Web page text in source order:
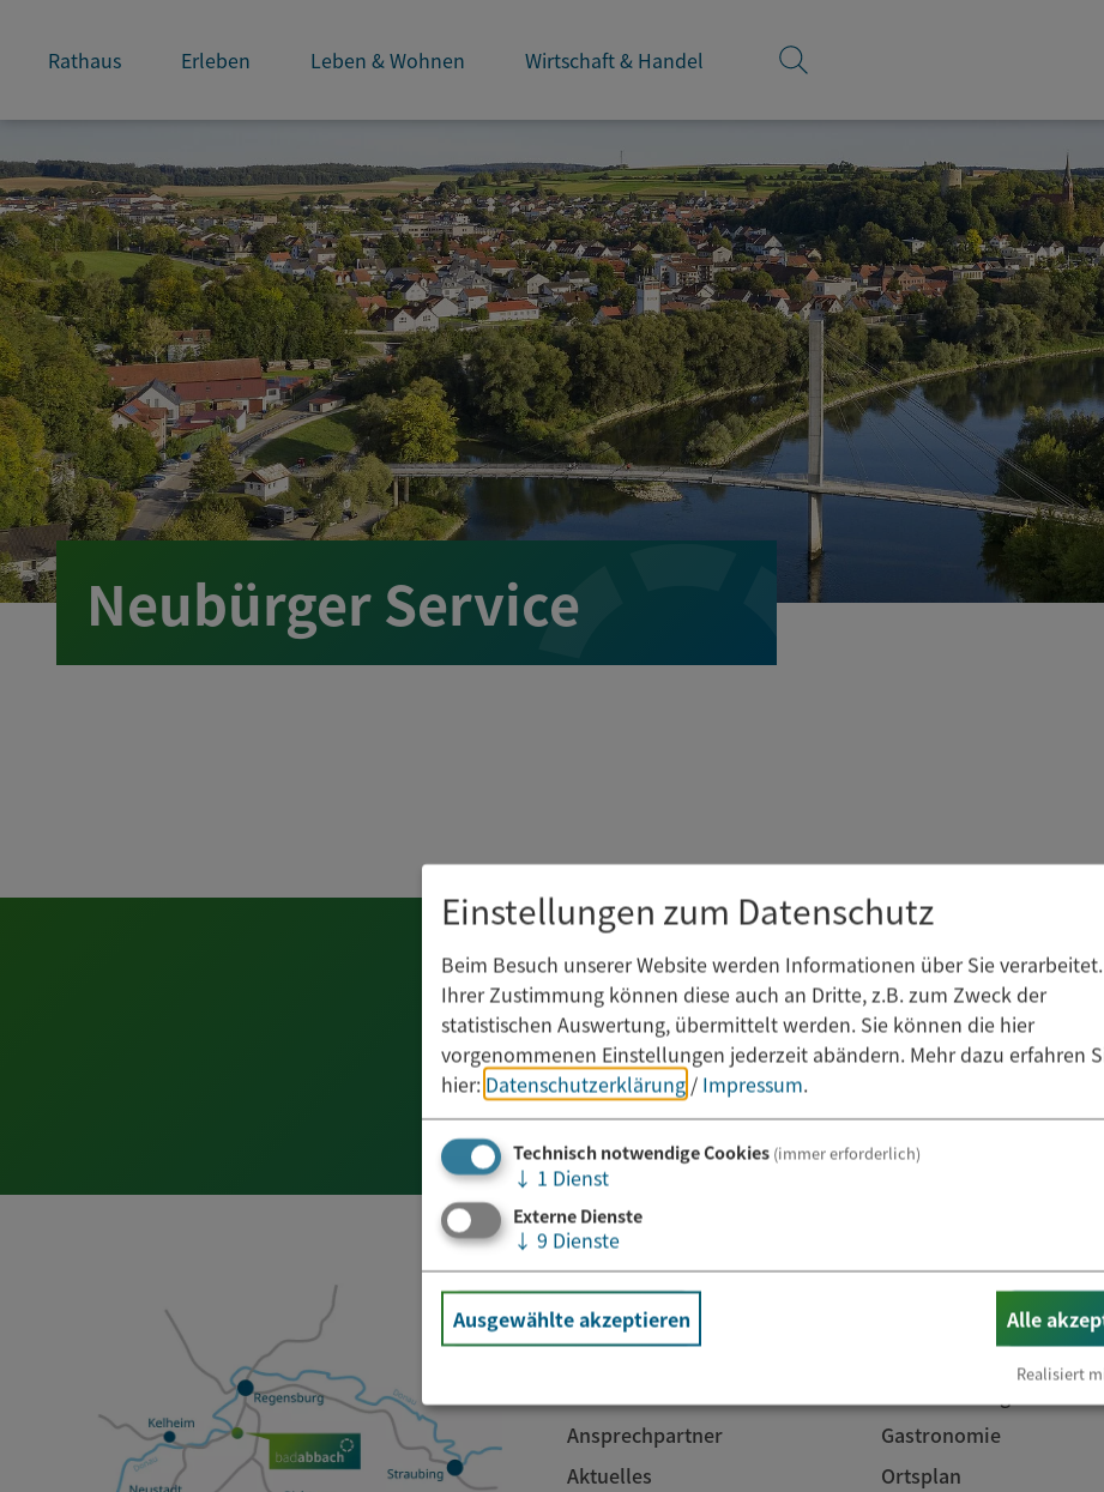
Rathaus Erleben Leben & Wohnen Wirtschaft & Handel
Neubürger Service
Newsletter abonnieren
E-Mail*
Rathaus
Kontakt & Öffnungszeiten
Ansprechpartner
Aktuelles
Kaiser-Therme
Gastronomie
Ortsplan
Einstellungen zum Datenschutz
Beim Besuch unserer Website werden Informationen über Sie
Ihrer Zustimmung können diese auch an Dritte, z.B. zum Zweck der
statistischen Auswertung, übermittelt werden. Sie können die hier
vorgenommenen Einstellungen jederzeit abändern. Mehr dazu erfahren
hier: Datenschutzerklärung / Impressum.
Technisch notwendige Cookies (immer erforderlich)
↓ 1 Dienst
Externe Dienste
↓ 9 Dienste
Ausgewählte akzeptieren Alle
Realisiert